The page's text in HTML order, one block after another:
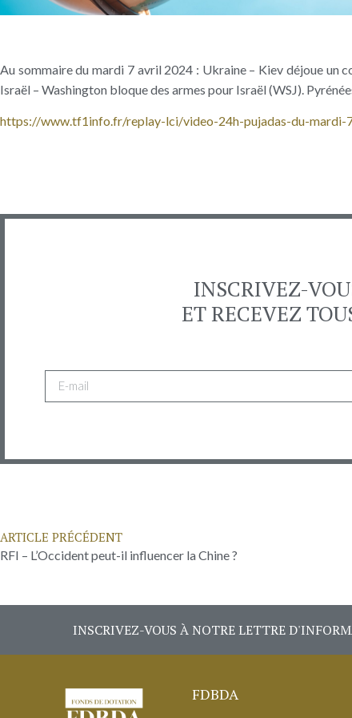
Au sommaire du mardi 7 avril 2024 : Ukraine – Kiev déjoue un
Israël – Washington bloque des armes pour Israël (WSJ).
https://www.tf1info.fr/replay-lci/video-24h-pujadas-du-mardi-
INSCRIVEZ-
ET RECEVEZ
ARTICLE PRÉCÉDENT
RFI – L’Occident peut-il influencer la Chine ?
INSCRIVEZ-VOUS À NOTRE LETTRE
FDBDA